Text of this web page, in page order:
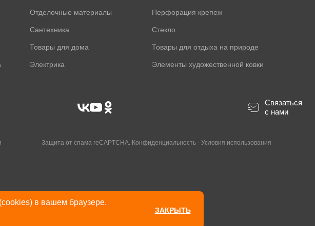
в вашем браузере.
ЗАКРЫТЬ
Отделочные материалы Перфорация крепеж
Сантехника Стекло
Товары для дома Товары для отдыха на природе
Электрика Элементы художественной ковки
Связаться
с нами
Защита от спама reCAPTCHA. Конфиденциальность -Условия использования